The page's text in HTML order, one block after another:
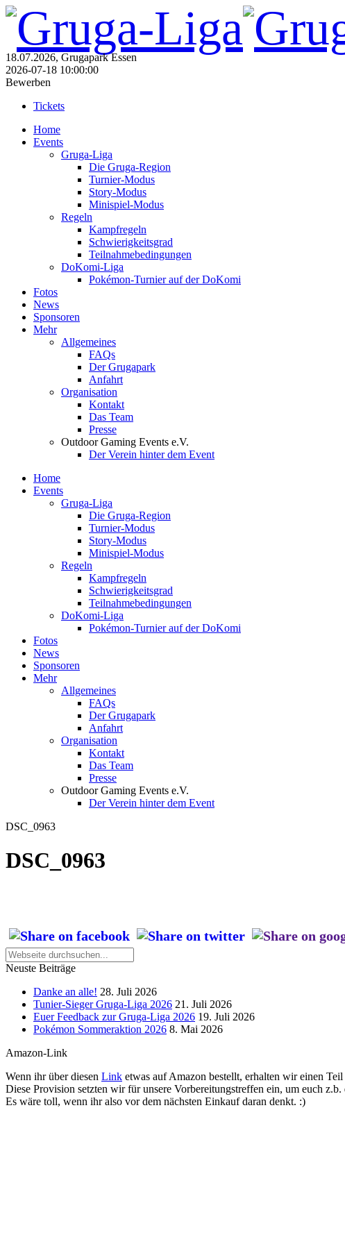
18.07.2026, Grugapark Essen
2026-07-18 10:00:00
Bewerben
Tickets
Home
Events
Gruga-Liga
Die Gruga-Region
Turnier-Modus
Story-Modus
Minispiel-Modus
Regeln
Kampfregeln
Schwierigkeitsgrad
Teilnahmebedingungen
DoKomi-Liga
Pokémon-Turnier auf der DoKomi
Fotos
News
Sponsoren
Mehr
Allgemeines
FAQs
Der Grugapark
Anfahrt
Organisation
Kontakt
Das Team
Presse
Outdoor Gaming Events e.V.
Der Verein hinter dem Event
Home
Events
Gruga-Liga
Die Gruga-Region
Turnier-Modus
Story-Modus
Minispiel-Modus
Regeln
Kampfregeln
Schwierigkeitsgrad
Teilnahmebedingungen
DoKomi-Liga
Pokémon-Turnier auf der DoKomi
Fotos
News
Sponsoren
Mehr
Allgemeines
FAQs
Der Grugapark
Anfahrt
Organisation
Kontakt
Das Team
Presse
Outdoor Gaming Events e.V.
Der Verein hinter dem Event
DSC_0963
DSC_0963
Neuste Beiträge
Danke an alle! 28. Juli 2026
Tunier-Sieger Gruga-Liga 2026 21. Juli 2026
Euer Feedback zur Gruga-Liga 2026 19. Juli 2026
Pokémon Sommeraktion 2026 8. Mai 2026
Amazon-Link
Wenn ihr über diesen Link etwas auf Amazon bestellt, erhalten wir einen
Diese Provision setzten wir für unsere Vorbereitungstreffen ein, um euch
Es wäre toll, wenn ihr also vor dem nächsten Einkauf daran denkt. :)